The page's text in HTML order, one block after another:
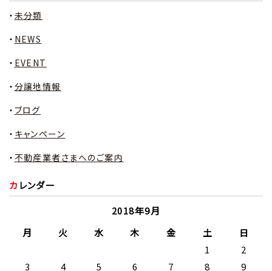
未分類
NEWS
EVENT
分譲地情報
ブログ
キャンペーン
不動産業者さまへのご案内
カレンダー
2018年9月
月
火 水 木 金 土
日
1
2
3
4 5 6 7 8
9